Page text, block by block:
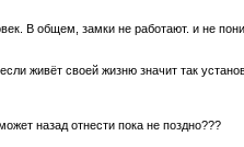
В общем, замки не работают. и не
живёт своей жизню значит так
назад отнести пока не поздно???